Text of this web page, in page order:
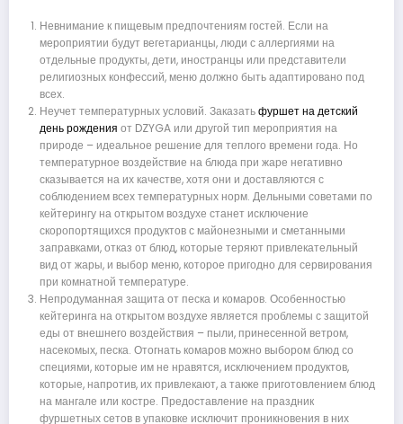
Невнимание к пищевым предпочтениям гостей. Если на
мероприятии будут вегетарианцы, люди с аллергиями на
отдельные продукты, дети, иностранцы или представители
религиозных конфессий, меню должно быть адаптировано под
всех.
Неучет температурных условий. Заказатьфуршет на детский
день рождения от DZYGA или другой тип мероприятия на
природе – идеальное решение для теплого времени года. Но
температурное воздействие на блюда при жаре негативно
сказывается на их качестве, хотя они и доставляются с
соблюдением всех температурных норм. Дельными советами по
кейтерингу на открытом воздухе станет исключение
скоропортящихся продуктов с майонезными и сметанными
заправками, отказ от блюд, которые теряют привлекательный
вид от жары, и выбор меню, которое пригодно для сервирования
при комнатной температуре.
Непродуманная защита от песка и комаров. Особенностью
кейтеринга на открытом воздухе является проблемы с защитой
еды от внешнего воздействия – пыли, принесенной ветром,
насекомых, песка. Отогнать комаров можно выбором блюд со
специями, которые им не нравятся, исключением продуктов,
которые, напротив, их привлекают, а также приготовлением блюд
на мангале или костре. Предоставление на праздник
фуршетных сетов в упаковке исключит проникновения в них